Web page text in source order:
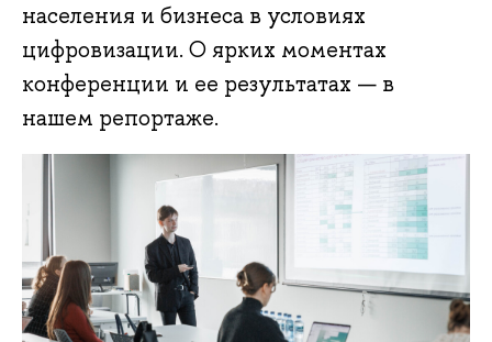
населения и бизнеса в условиях
цифровизации. О ярких моментах
конференции и ее результатах — в
нашем репортаже.